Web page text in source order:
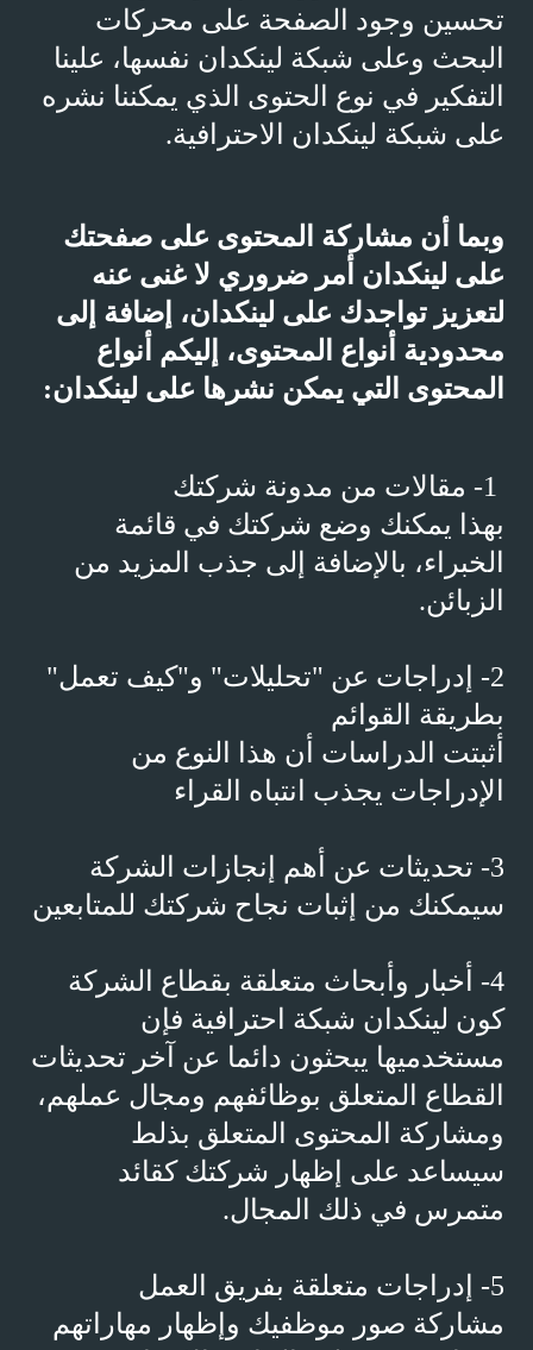
تحسين وجود الصفحة على محركات
البحث وعلى شبكة لينكدان نفسها، علينا
التفكير في نوع الحتوى الذي يمكننا نشره
على شبكة لينكدان الاحترافية.
وبما أن مشاركة المحتوى على صفحتك
على لينكدان أمر ضروري لا غنى عنه
لتعزيز تواجدك على لينكدان، إضافة إلى
محدودية أنواع المحتوى، إليكم أنواع
المحتوى التي يمكن نشرها على لينكدان:
1- مقالات من مدونة شركتك
بهذا يمكنك وضع شركتك في قائمة
الخبراء، بالإضافة إلى جذب المزيد من
الزبائن.
2- إدراجات عن "تحليلات" و"كيف تعمل"
بطريقة القوائم
أثبتت الدراسات أن هذا النوع من
الإدراجات يجذب انتباه القراء
3- تحديثات عن أهم إنجازات الشركة
سيمكنك من إثبات نجاح شركتك للمتابعين
4- أخبار وأبحاث متعلقة بقطاع الشركة
كون لينكدان شبكة احترافية فإن
مستخدميها يبحثون دائما عن آخر تحديثات
القطاع المتعلق بوظائفهم ومجال عملهم،
ومشاركة المحتوى المتعلق بذلط
سيساعد على إظهار شركتك كقائد
متمرس في ذلك المجال.
5- إدراجات متعلقة بفريق العمل
مشاركة صور موظفيك وإظهار مهاراتهم